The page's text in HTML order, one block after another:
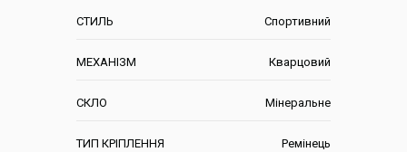
СТИЛЬ Спортивний
МЕХАНІЗМ Кварцовий
СКЛО Мінеральне
ТИП КРІПЛЕННЯ Ремінець